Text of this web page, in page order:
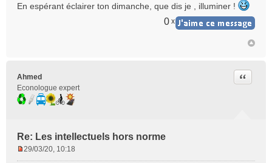
En espérant éclairer ton dimanche, que dis je , illuminer !
0 x
Ahmed
Econologue expert
Re: Les intellectuels hors norme
Citer
29/03/20, 10:18